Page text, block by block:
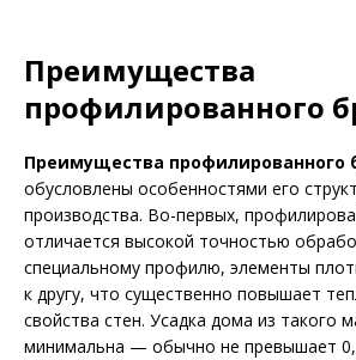
Преимущества
профилированного
Преимущества профилированного
обусловлены особенностями его
производства. Во-первых,
отличается высокой точностью
специальному профилю, элементы
к другу, что существенно повышает
свойства стен. Усадка дома из такого
минимальна — обычно не превышает